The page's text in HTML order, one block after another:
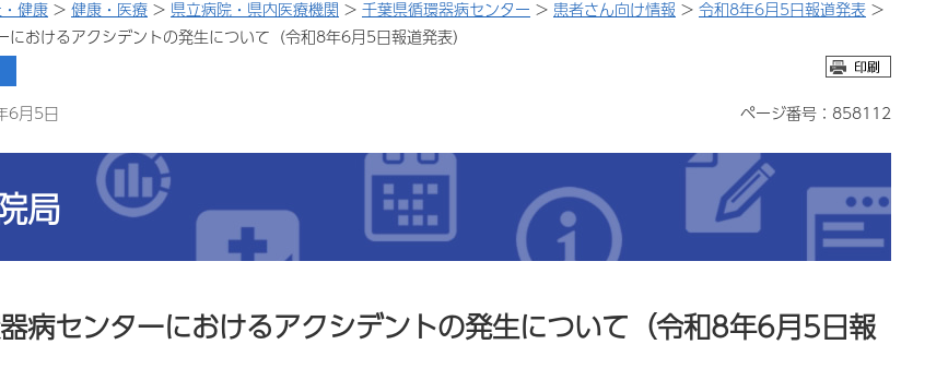
健康 > 健康・医療 > 県立病院・県内医療機関 > 千葉県循環器病センター > 患者さん向け情報 > 令和8年6月5日報道発表 >
におけるアクシデントの発生について（令和8年6月5日報道発表）
6月5日 ページ番号：858112
局
病センターにおけるアクシデントの発生について（令和8年6月5日報